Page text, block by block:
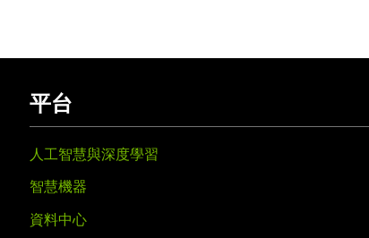
平台
人工智慧與深度學習
智慧機器
資料中心